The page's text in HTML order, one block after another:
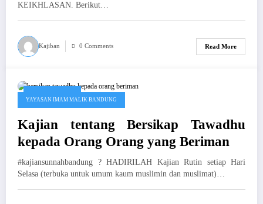
KEIKHLASAN. Berikut…
Kajiban 0 Comments Read More
YAYASAN IMAM MALIK BANDUNG
Kajian tentang Bersikap Tawadhu
kepada Orang Orang yang Beriman
#kajiansunnahbandung ? HADIRILAH Kajian Rutin setiap Hari
Selasa (terbuka untuk umum kaum muslimin dan muslimat)…